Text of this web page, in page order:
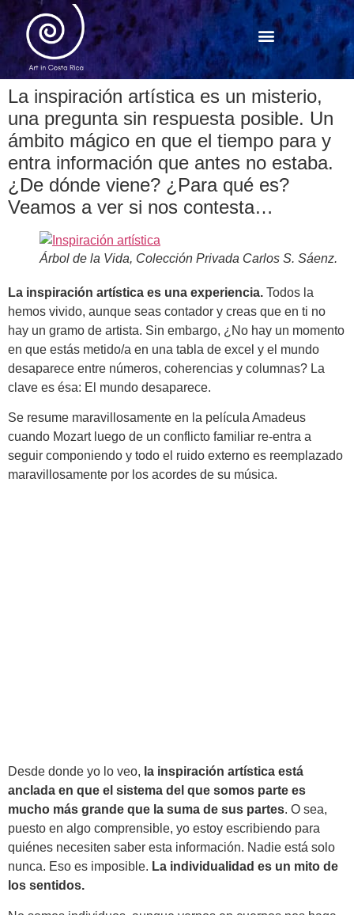
La inspiración artística es un misterio,
una pregunta sin respuesta posible. Un
ámbito mágico en que el tiempo para y
entra información que antes no estaba.
¿De dónde viene? ¿Para qué es?
Veamos a ver si nos contesta…
Árbol de la Vida, Colección Privada Carlos S. Sáenz.
La inspiración artística es una experiencia. Todos la
hemos vivido, aunque seas contador y creas que en ti no
hay un gramo de artista. Sin embargo, ¿No hay un momento
en que estás metido/a en una tabla de excel y el mundo
desaparece entre números, coherencias y columnas? La
clave es ésa: El mundo desaparece.
Se resume maravillosamente en la película Amadeus
cuando Mozart luego de un conflicto familiar re-entra a
seguir componiendo y todo el ruido externo es reemplazado
maravillosamente por los acordes de su música.
Desde donde yo lo veo, la inspiración artística está
anclada en que el sistema del que somos parte es
mucho más grande que la suma de sus partes. O sea,
puesto en algo comprensible, yo estoy escribiendo para
quiénes necesiten saber esta información. Nadie está solo
nunca. Eso es imposible. La individualidad es un mito de
los sentidos.